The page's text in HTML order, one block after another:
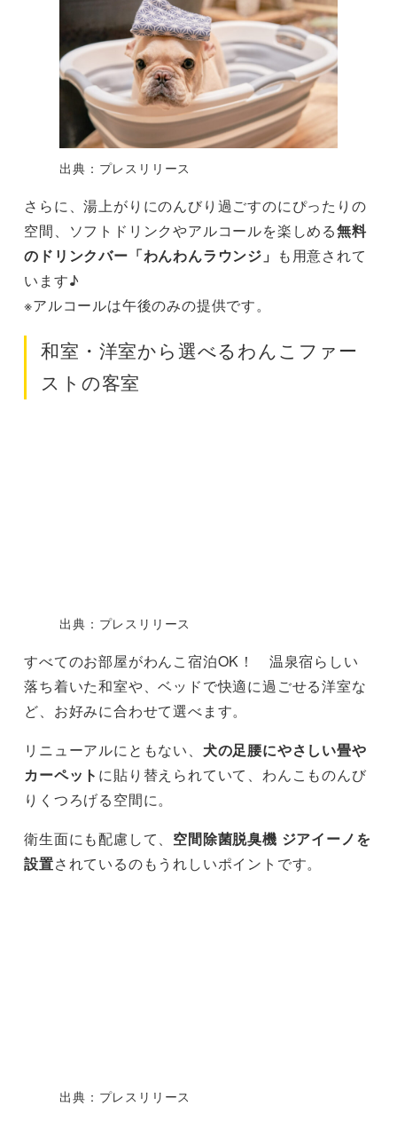
出典：プレスリリース
さらに、湯上がりにのんびり過ごすのにぴったりの
空間、ソフトドリンクやアルコールを楽しめる無料
のドリンクバー「わんわんラウンジ」 も用意されて
います♪
※アルコールは午後のみの提供です。
和室・洋室から選べるわんこファー
ストの客室
出典：プレスリリース
すべてのお部屋がわんこ宿泊OK！ 温泉宿らしい
落ち着いた和室や、ベッドで快適に過ごせる洋室な
ど、お好みに合わせて選べます。
リニューアルにともない、 犬の足腰にやさしい畳や
カーペット に貼り替えられていて、わんこものんび
りくつろげる空間に。
衛生面にも配慮して、 空間除菌脱臭機 ジアイーノを
設置されているのもうれしいポイントです。
出典：プレスリリース